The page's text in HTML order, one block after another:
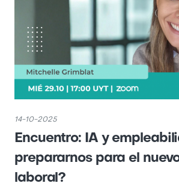
14-10-2025
Encuentro: IA y
prepararnos para el
laboral?